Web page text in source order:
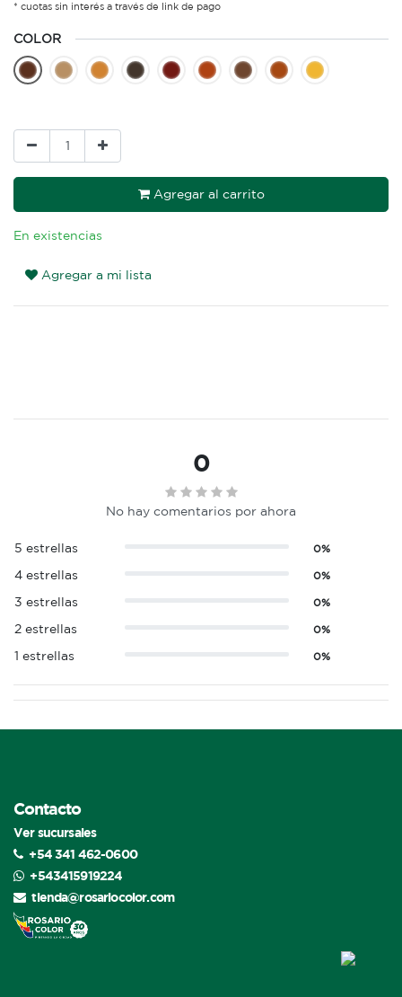
* cuotas sin interés a través de link de pago
COLOR
Agregar al carrito
En existencias
Agregar a mi lista
0
No hay comentarios por ahora
5 estrellas 0%
4 estrellas 0%
3 estrellas 0%
2 estrellas 0%
1 estrellas 0%
Contacto
Ver sucursales
+54 341 462-0600
+543415919224
tienda@rosariocolor.com